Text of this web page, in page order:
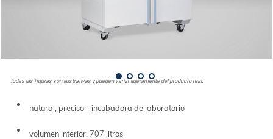
Todas las figuras son ilustrativas y pueden variar ligeramente del producto real.
natural, preciso – incubadora de laboratorio
volumen interior: 707 litros